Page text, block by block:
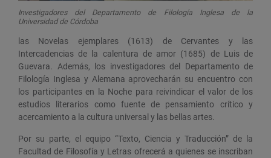
Investigadores del Departamento de Filología Inglesa de la
Universidad de Córdoba
las Novelas ejemplares (1613) de Cervantes y las
Intercadencias de la calentura de amor (1685) de Luis de
Guevara. Además, los investigadores del Departamento de
Filología Inglesa y Alemana aprovecharán su encuentro con
los participantes en la Noche para reivindicar el valor de los
estudios literarios como fuente de pensamiento crítico y
acercamiento a la cultura universal y las bellas artes.
Por su parte, el equipo “Texto, Ciencia y Traducción” de la
Facultad de Filosofía y Letras ofrecerá a quienes se inscriban